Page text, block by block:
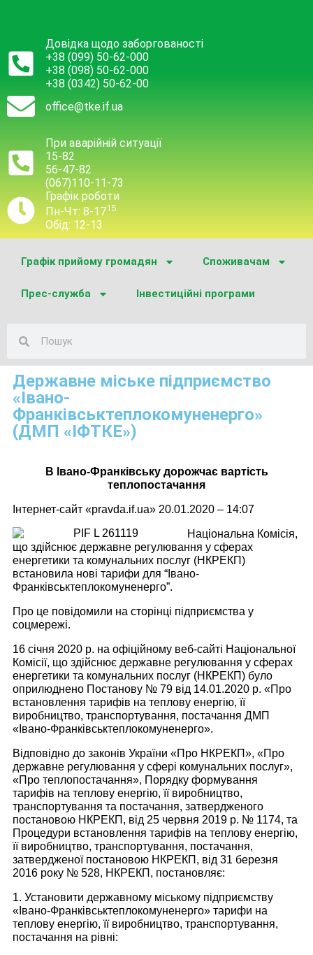
Довідка щодо заборгованості
+38 (099) 50-62-000
+38 (098) 50-62-000
+38 (0342) 50-62-00
office@tke.if.ua
При аварійній ситуації
15-82
56-47-82
(067)110-11-73
Графік роботи
Пн-Чт: 8-1715
Обід: 12-13
Графік прийому громадян Споживачам
Прес-служба Інвестиційні програми
Державне міське підприємство
«Івано-
Франківськтеплокомуненерго»
(ДМП «ІФТКЕ»)
В Івано-Франківську дорожчає вартість
теплопостачання
Інтернет-сайт «pravda.if.ua» 20.01.2020 – 14:07
Національна Комісія,
що здійснює державне регулювання у сферах
енергетики та комунальних послуг (НКРЕКП)
встановила нові тарифи для “Івано-
Франківськтеплокомуненерго”.
Про це повідомили на сторінці підприємства у
соцмережі.
16 січня 2020 р. на офіційному веб-сайті Національної
Комісії, що здійснює державне регулювання у сферах
енергетики та комунальних послуг (НКРЕКП) було
оприлюднено Постанову № 79 від 14.01.2020 р. «Про
встановлення тарифів на теплову енергію, її
виробництво, транспортування, постачання ДМП
«Івано-Франківськтеплокомуненерго».
Відповідно до законів України «Про НКРЕКП», «Про
державне регулювання у сфері комунальних послуг»,
«Про теплопостачання», Порядку формування
тарифів на теплову енергію, її виробництво,
транспортування та постачання, затвердженого
постановою НКРЕКП, від 25 червня 2019 р. № 1174, та
Процедури встановлення тарифів на теплову енергію,
її виробництво, транспортування, постачання,
затвердженої постановою НКРЕКП, від 31 березня
2016 року № 528, НКРЕКП, постановляє:
1. Установити державному міському підприємству
«Івано-Франківськтеплокомуненерго» тарифи на
теплову енергію, її виробництво, транспортування,
постачання на рівні: